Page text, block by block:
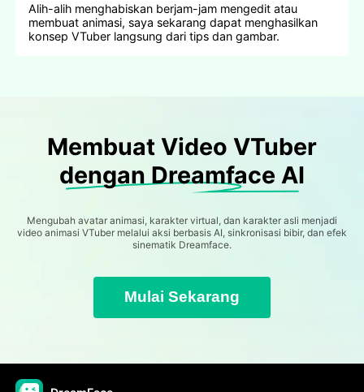
Alih-alih menghabiskan berjam-jam mengedit atau
membuat animasi, saya sekarang dapat menghasilkan
konsep VTuber langsung dari tips dan gambar.
Membuat Video VTuber
dengan Dreamface AI
Mengubah avatar animasi, karakter virtual, dan karakter asli menjadi
video animasi VTuber melalui aksi berbasis AI, sinkronisasi bibir, dan efek
sinematik Dreamface.
Mulai Sekarang